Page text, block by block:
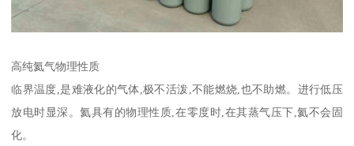
高纯氦气物理性质
临界温度,是难液化的气体,极不活泼,不能燃烧,也不助燃。进行低压
放电时显深。氦具有的物理性质,在零度时,在其蒸气压下,氦不会固
化。